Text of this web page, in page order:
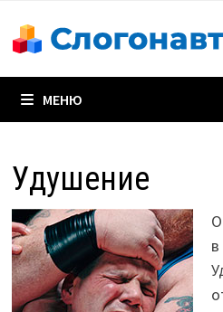
содержимому
МЕНЮ
Удушение